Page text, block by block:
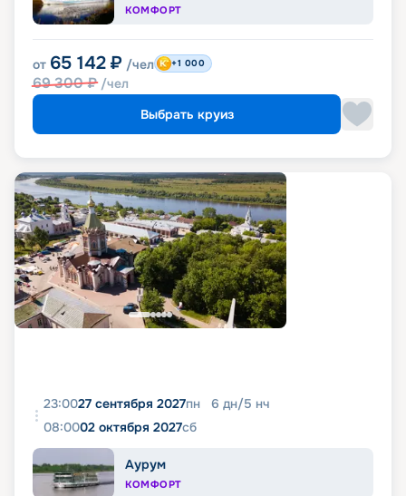
КОМФОРТ
от 65 142 ₽ /чел
69 300₽ /чел
+1 000
Выбрать круиз
23:0027 сентября 2027пн 6 дн/5 нч
08:0002 октября 2027сб
Аурум
КОМФОРТ